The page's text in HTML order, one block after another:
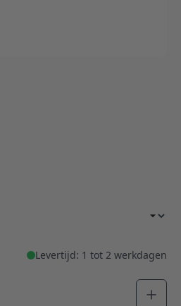
Levertijd: 1 tot 2 werkdagen